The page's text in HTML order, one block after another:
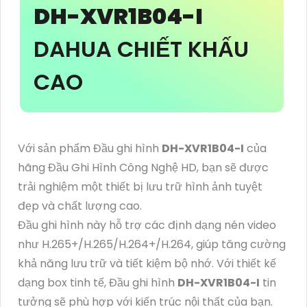
DH-XVR1B04-I
DAHUA CHIẾT KHẤU
CAO
Với sản phẩm Đầu ghi hình DH-XVR1B04-I của
hãng Đầu Ghi Hình Công Nghệ HD, bạn sẽ được
trải nghiệm một thiết bị lưu trữ hình ảnh tuyệt
đẹp và chất lượng cao.
Đầu ghi hình này hỗ trợ các định dạng nén video
như H.265+/H.265/H.264+/H.264, giúp tăng cường
khả năng lưu trữ và tiết kiệm bộ nhớ. Với thiết kế
dạng box tinh tế, Đầu ghi hình DH-XVR1B04-I tin
tưởng sẽ phù hợp với kiến trúc nội thất của bạn.